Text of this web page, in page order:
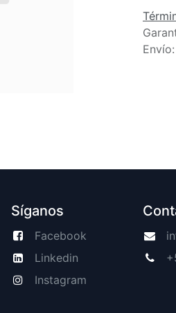
Síganos
Facebook
Linkedin
Instagram